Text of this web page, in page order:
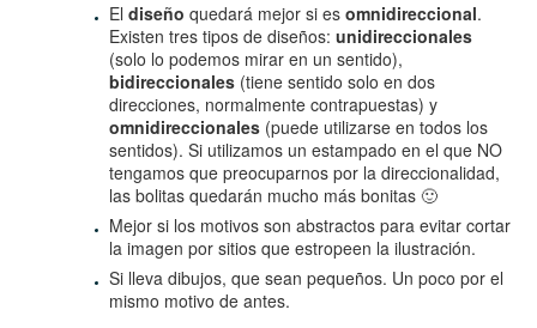
El diseño quedará mejor si es omnidireccional.
Existen tres tipos de diseños: unidireccionales
(solo lo podemos mirar en un sentido),
bidireccionales (tiene sentido solo en dos
direcciones, normalmente contrapuestas) y
omnidireccionales (puede utilizarse en todos los
sentidos). Si utilizamos un estampado en el que NO
tengamos que preocuparnos por la direccionalidad,
las bolitas quedarán mucho más bonitas 🙂
Mejor si los motivos son abstractos para evitar cortar
la imagen por sitios que estropeen la ilustración.
Si lleva dibujos, que sean pequeños. Un poco por el
mismo motivo de antes.